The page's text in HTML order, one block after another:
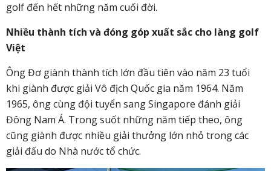
golf đến hết những năm cuối đời.
Nhiều thành tích và đóng góp xuất sắc cho làng golf
Việt
Ông Đơ giành thành tích lớn đầu tiên vào năm 23 tuổi
khi giành được giải Vô địch Quốc gia năm 1964. Năm
1965, ông cùng đội tuyển sang Singapore đánh giải
Đông Nam Á. Trong suốt những năm tiếp theo, ông
cũng giành được nhiều giải thưởng lớn nhỏ trong các
giải đấu do Nhà nước tổ chức.